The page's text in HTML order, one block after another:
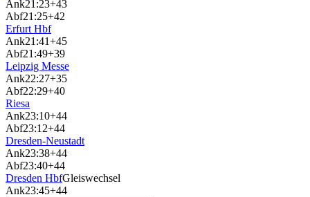
Ank21:23+43
Abf21:25+42
Erfurt Hbf
Ank21:41+45
Abf21:49+39
Leipzig Messe
Ank22:27+35
Abf22:29+40
Riesa
Ank23:10+44
Abf23:12+44
Dresden-Neustadt
Ank23:38+44
Abf23:40+44
Dresden HbfGleiswechsel
Ank23:45+44